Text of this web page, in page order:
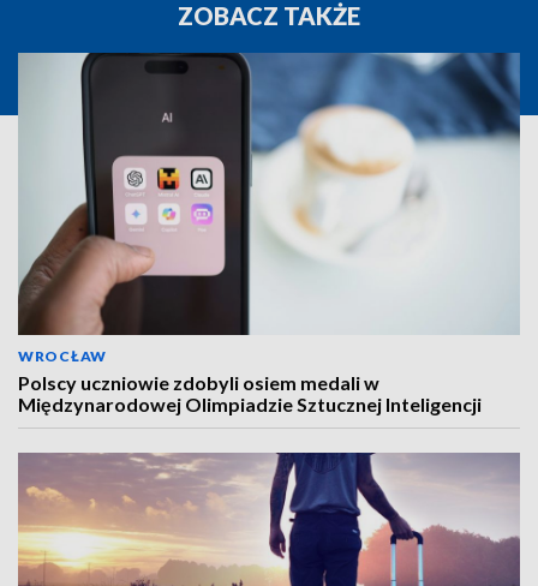
ZOBACZ TAKŻE
WROCŁAW
Polscy uczniowie zdobyli osiem medali w
Międzynarodowej Olimpiadzie Sztucznej Inteligencji